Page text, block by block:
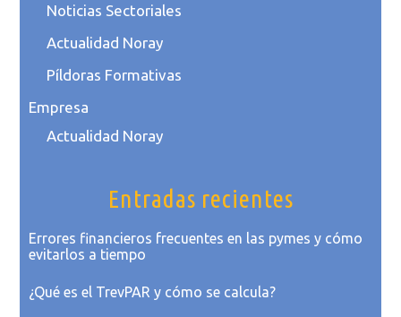
Noticias Sectoriales
Actualidad Noray
Píldoras Formativas
Empresa
Actualidad Noray
Entradas recientes
Errores financieros frecuentes en las pymes y cómo
evitarlos a tiempo
¿Qué es el TrevPAR y cómo se calcula?